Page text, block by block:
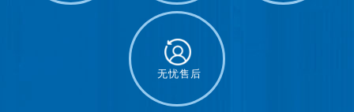
无忧售后